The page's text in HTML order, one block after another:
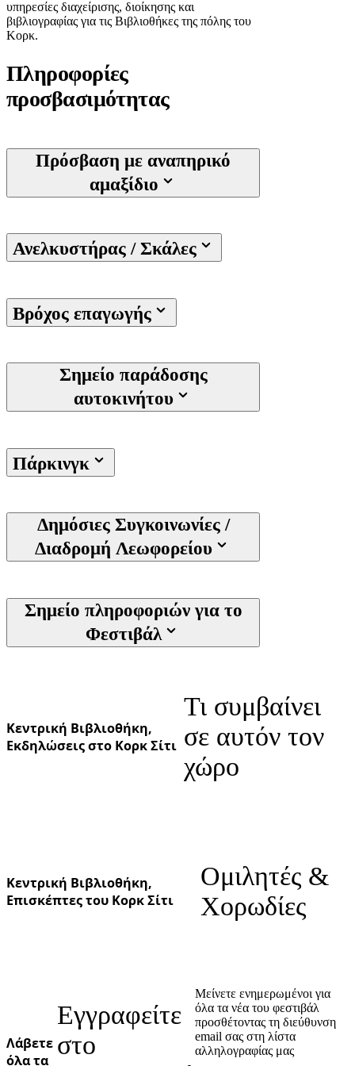
υπηρεσίες διαχείρισης, διοίκησης και
βιβλιογραφίας για τις Βιβλιοθήκες της πόλης του
Κορκ.
Πληροφορίες
προσβασιμότητας
Πρόσβαση με αναπηρικό
αμαξίδιο
Ανελκυστήρας / Σκάλες
Βρόχος επαγωγής
Σημείο παράδοσης
αυτοκινήτου
Πάρκινγκ
Δημόσιες Συγκοινωνίες /
Διαδρομή Λεωφορείου
Σημείο πληροφοριών για το
Φεστιβάλ
Κεντρική Βιβλιοθήκη,
Εκδηλώσεις στο Κορκ Σίτι
Τι συμβαίνει
σε αυτόν τον
χώρο
Κεντρική Βιβλιοθήκη,
Επισκέπτες του Κορκ Σίτι
Ομιλητές &
Χορωδίες
Λάβετε
όλα τα
Εγγραφείτε
στο
Μείνετε ενημερωμένοι για
όλα τα νέα του φεστιβάλ
προσθέτοντας τη διεύθυνση
email σας στη λίστα
αλληλογραφίας μας